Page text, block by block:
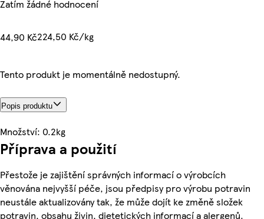
Zatím žádné hodnocení
44,90 Kč224,50 Kč/kg
Tento produkt je momentálně nedostupný.
Popis produktu
Množství: 0.2kg
Příprava a použití
Přestože je zajištění správných informací o výrobcích
věnována nejvyšší péče, jsou předpisy pro výrobu potravin
neustále aktualizovány tak, že může dojít ke změně složek
potravin, obsahu živin, dietetických informací a alergenů.